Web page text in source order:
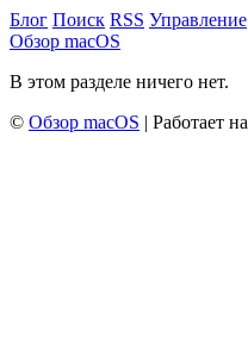
Блог Поиск RSS Управление
Обзор macOS
В этом разделе ничего нет.
© Обзор macOS | Работает на